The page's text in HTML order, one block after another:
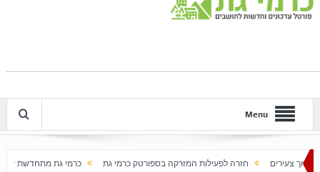
Menu
חזרה לפעילות המזרקה בספורטק כרמי גת כרמי גת מתחדשת עם בוא האביב